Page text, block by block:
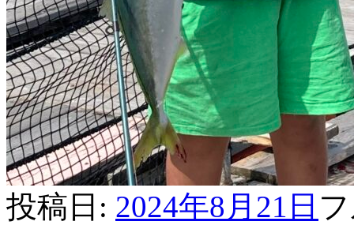
投稿日: 2024年8月21日